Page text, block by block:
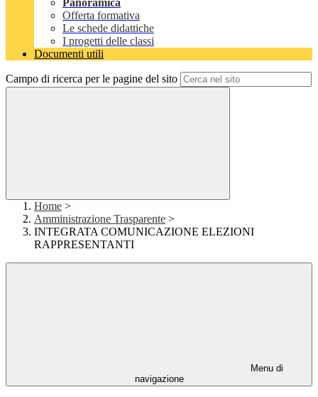
Panoramica
Offerta formativa
Le schede didattiche
I progetti delle classi
Documenti utili
Campo di ricerca per le pagine del sito
Home >
Amministrazione Trasparente >
INTEGRATA COMUNICAZIONE ELEZIONI
RAPPRESENTANTI
Menu di
navigazione